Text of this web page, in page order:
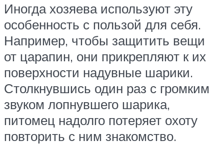
Иногда хозяева используют эту
особенность с пользой для себя.
Например, чтобы защитить вещи
от царапин, они прикрепляют к их
поверхности надувные шарики.
Столкнувшись один раз с громким
звуком лопнувшего шарика,
питомец надолго потеряет охоту
повторить с ним знакомство.